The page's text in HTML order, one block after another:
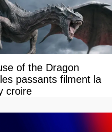
of the Dragon
passants filment la
croire